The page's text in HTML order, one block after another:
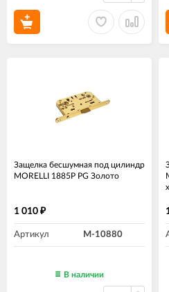
Защелка бесшумная под цилиндр
MORELLI 1885P PG Золото
1 010 ₽
Артикул M-10880
В наличии